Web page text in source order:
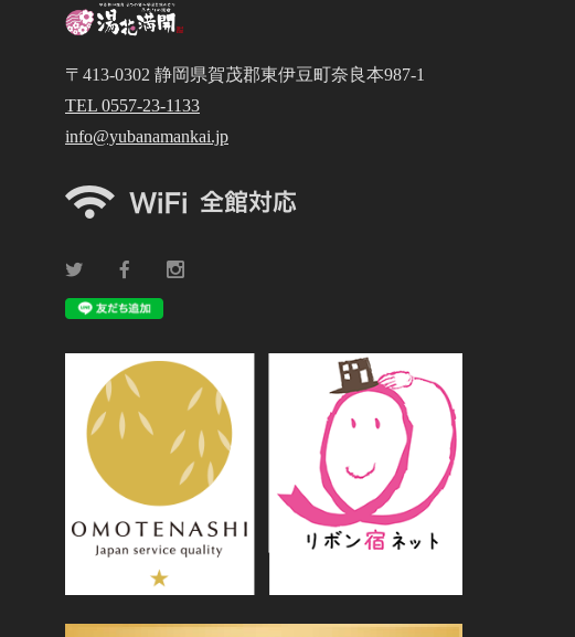
〒413-0302 静岡県賀茂郡東伊豆町奈良本987-1
TEL 0557-23-1133
info@yubanamankai.jp